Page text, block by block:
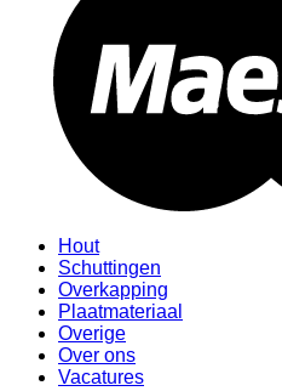
Hout
Schuttingen
Overkapping
Plaatmateriaal
Overige
Over ons
Vacatures